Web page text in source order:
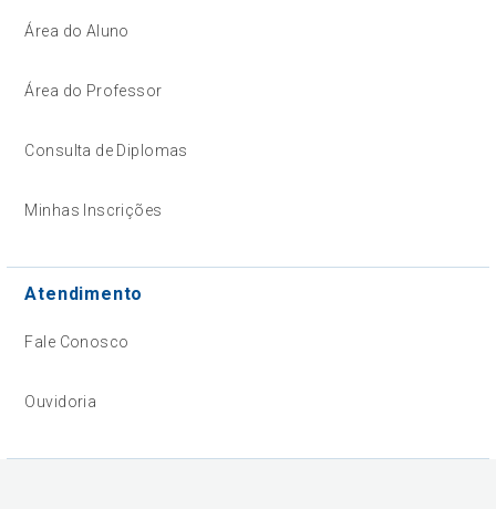
Área do Aluno
Área do Professor
Consulta de Diplomas
Minhas Inscrições
Atendimento
Fale Conosco
Ouvidoria